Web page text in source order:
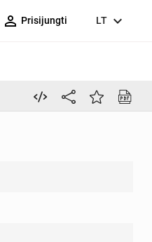
person_outline Prisijungti LT expand_more